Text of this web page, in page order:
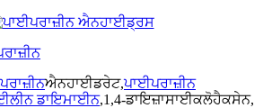
ਐਨਹਾਈਡਰੇਟ,ਪਾਈਪਰਾਜ਼ੀਨ
ਡਾਇਮਾਈਨ,1,4-ਡਾਇਜ਼ਾਸਾਈਕਲੋਹੈਕਸੇਨ,